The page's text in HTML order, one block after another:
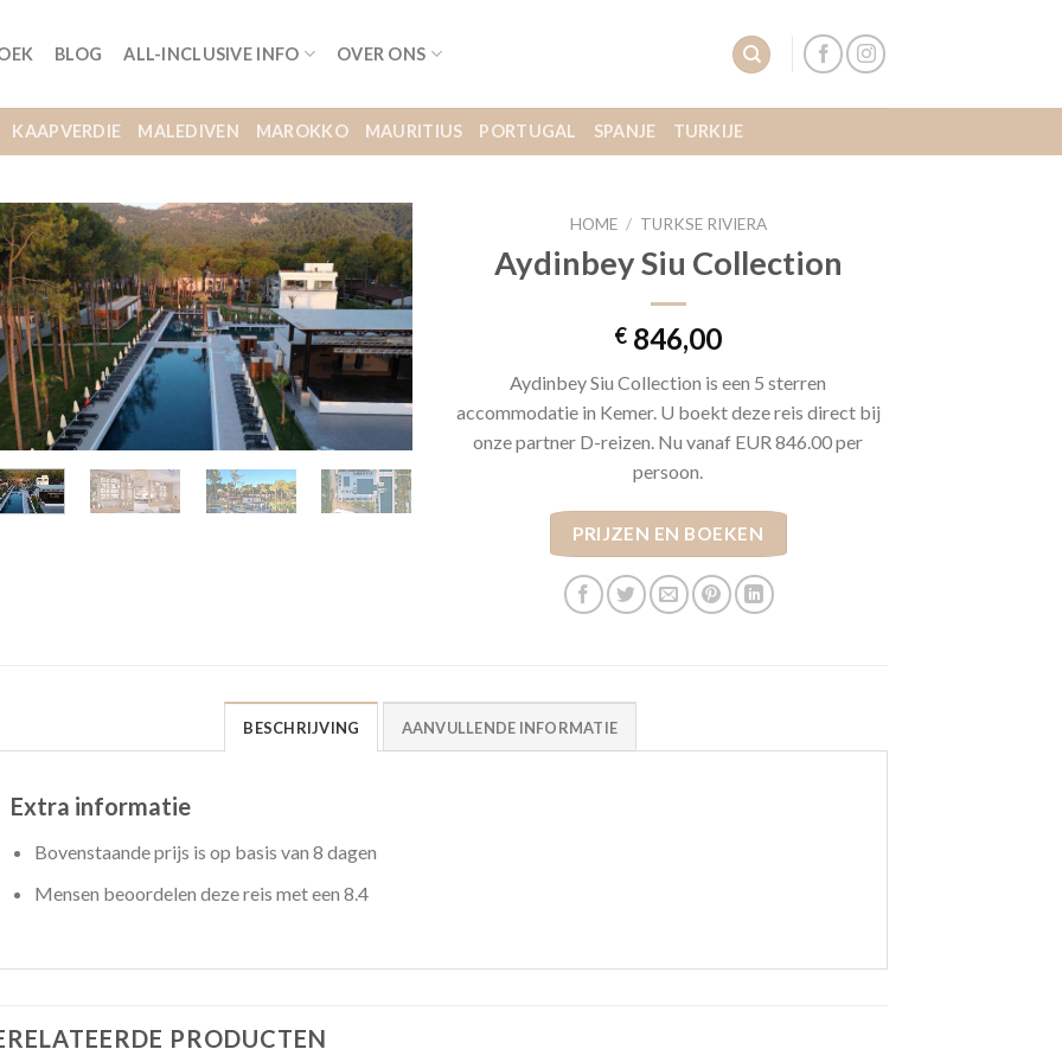
BLOG ALL-INCLUSIVE INFO OVER ONS
KAAPVERDIE MALEDIVEN MAROKKO MAURITIUS PORTUGAL SPANJE TURKIJE
HOME / TURKSE RIVIERA
Aydinbey Siu Collection
€ 846,00
Aydinbey Siu Collection is een 5 sterren
accommodatie in Kemer. U boekt deze reis direct bij
onze partner D-reizen. Nu vanaf EUR 846.00 per
persoon.
PRIJZEN EN BOEKEN
BESCHRIJVING AANVULLENDE INFORMATIE
Extra informatie
Bovenstaande prijs is op basis van 8 dagen
Mensen beoordelen deze reis met een 8.4
PRODUCTEN